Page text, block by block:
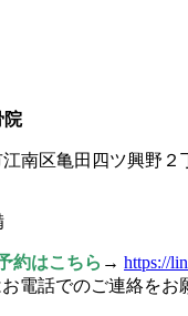
院
江南区亀田四ツ興野２
約はこちら →https://
電話でのご連絡をお